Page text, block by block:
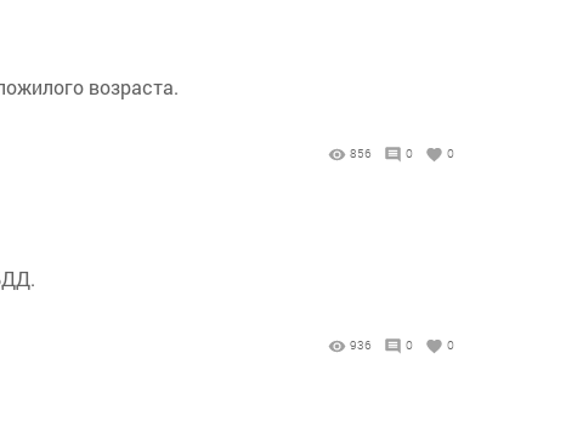
возраста.
856 0 0
936 0 0